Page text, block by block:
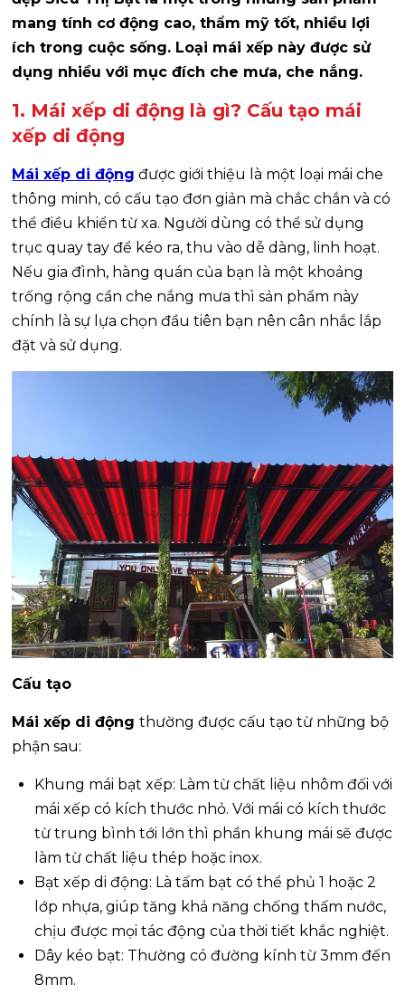
mang tính cơ động cao, thẩm mỹ tốt, nhiều lợi
ích trong cuộc sống. Loại mái xếp này được sử
dụng nhiều với mục đích che mưa, che nắng.
1. Mái xếp di động là gì? Cấu tạo mái
xếp di động
Mái xếp di động được giới thiệu là một loại mái che
thông minh, có cấu tạo đơn giản mà chắc chắn và có
thể điều khiển từ xa. Người dùng có thể sử dụng
trục quay tay để kéo ra, thu vào dễ dàng, linh hoạt.
Nếu gia đình, hàng quán của bạn là một khoảng
trống rộng cần che nắng mưa thì sản phẩm này
chính là sự lựa chọn đầu tiên bạn nên cân nhắc lắp
đặt và sử dụng.
Cấu tạo
Mái xếp di độngthường được cấu tạo từ những bộ
phận sau:
Khung mái bạt xếp: Làm từ chất liệu nhôm đối với
mái xếp có kích thước nhỏ. Với mái có kích thước
từ trung bình tới lớn thì phần khung mái sẽ được
làm từ chất liệu thép hoặc inox.
Bạt xếp di động: Là tấm bạt có thể phủ 1 hoặc 2
lớp nhựa, giúp tăng khả năng chống thấm nước,
chịu được mọi tác động của thời tiết khắc nghiệt.
Dây kéo bạt: Thường có đường kính từ 3mm đến
8mm.